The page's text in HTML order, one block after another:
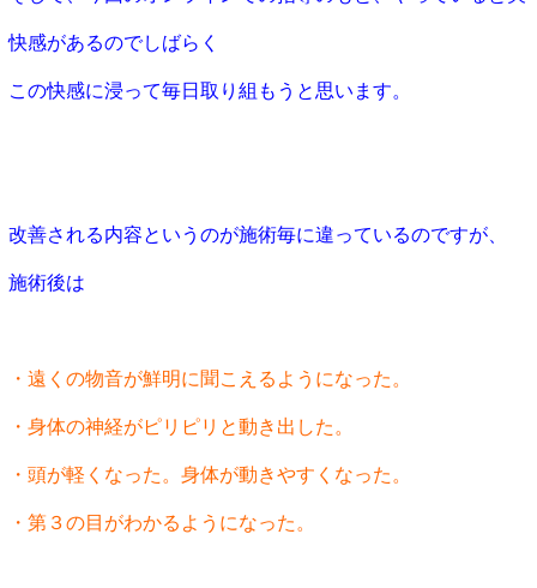
快感があるのでしばらく
この快感に浸って毎日取り組もうと思います。
改善される内容というのが施術毎に違っているのですが、
施術後は
・遠くの物音が鮮明に聞こえるようになった。
・身体の神経がピリピリと動き出した。
・頭が軽くなった。身体が動きやすくなった。
・第３の目がわかるようになった。